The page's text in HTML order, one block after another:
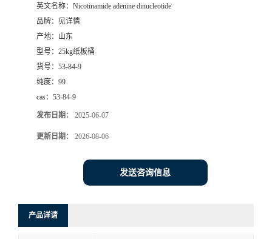
英文名称： Nicotinamide adenine dinucleotide
品牌：
见详情
产地： 山东
型号： 25kg纸板桶
货号： 53-84-9
纯度： 99
cas： 53-84-9
发布日期： 2025-06-07
更新日期： 2026-08-06
发送咨询信息
产品详请